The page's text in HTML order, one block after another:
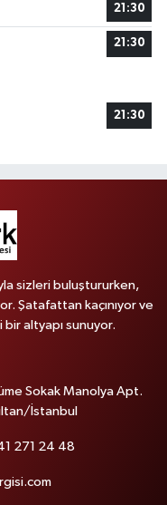
21:30
21:30
21:30
sizleri buluştururken,
Şatafattan kaçınıyor ve
altyapı sunuyor.
Sokak Manolya Apt.
İstanbul
271 24 48